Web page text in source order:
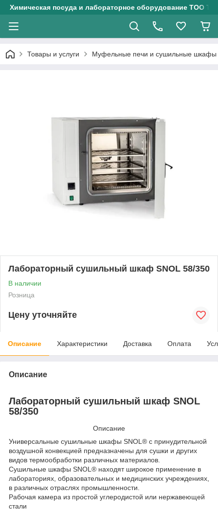
Химическая посуда и лабораторное оборудование ТОО
Товары и услуги Муфельные печи и сушильные шкафы
Лабораторный сушильный шкаф SNOL 58/350
В наличии
Розница
Цену уточняйте
Описание Характеристики Доставка Оплата
Описание
Лабораторный сушильный шкаф SNOL
58/350
Описание
Универсальные сушильные шкафы SNOL® с принудительной
воздушной конвекцией предназначены для сушки и других
видов термообработки различных материалов.
Сушильные шкафы SNOL® находят широкое применение в
лабораториях, образовательных и медицинских учреждениях,
в различных отраслях промышленности.
Рабочая камера из простой углеродистой или нержавеющей
стали